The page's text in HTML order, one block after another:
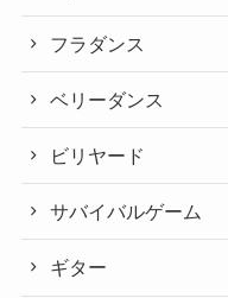
フラダンス
ベリーダンス
ビリヤード
サバイバルゲーム
ギター